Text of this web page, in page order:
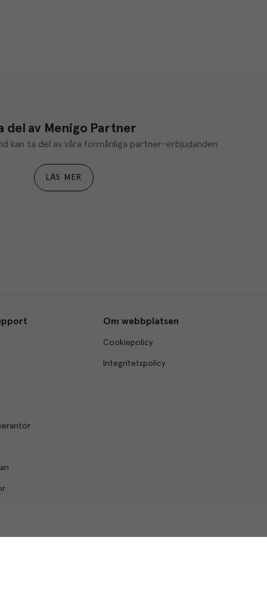
del av Menigo Partner
kan ta del av våra förmånliga partner-erbjudanden
LÄS MER
Om webbplatsen
Cookiepolicy
Integritetspolicy